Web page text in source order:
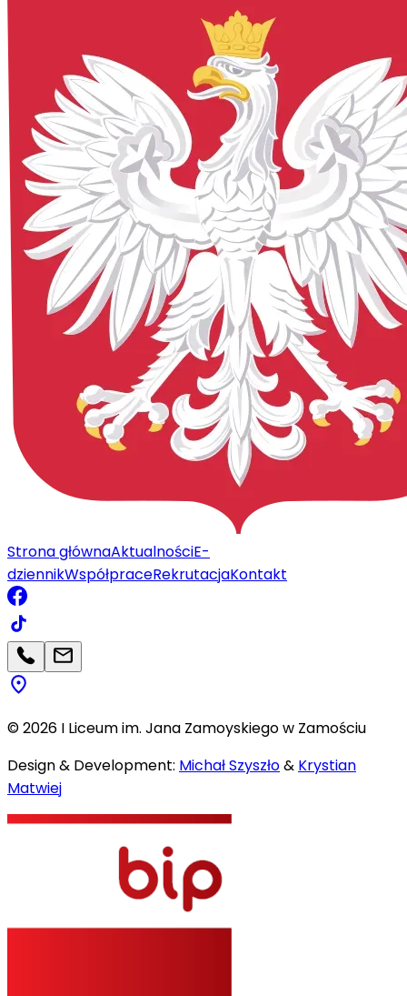
Strona głównaAktualnościE-
dziennikWspółpraceRekrutacjaKontakt
©2026 I Liceum im. Jana Zamoyskiego w Zamościu
Design & Development: Michał Szyszło& Krystian
Matwiej